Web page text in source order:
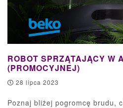
ROBOT SPRZĄTAJĄCY W
(PROMOCYJNEJ)
28 lipca 2023
Poznaj bliżej pogromcę brudu,